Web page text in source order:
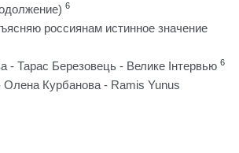
6
россиянам истинное значение
- Тарас Березовець - Велике Інтервью 6
Олена Курбанова - Ramis Yunus